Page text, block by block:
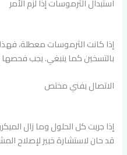
بالتسخين كما ينبغي. يجب فحصها
الاتصال بفني مختص
قد حان لاستشارة خبير لإصلاح